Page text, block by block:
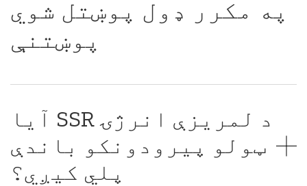
په مکرر ډول پوښتل شوي
پوښتنې
آیا SSR د لمریزې انرژۍ
ټولو پیرودونکو باندې
پلي کیږي؟